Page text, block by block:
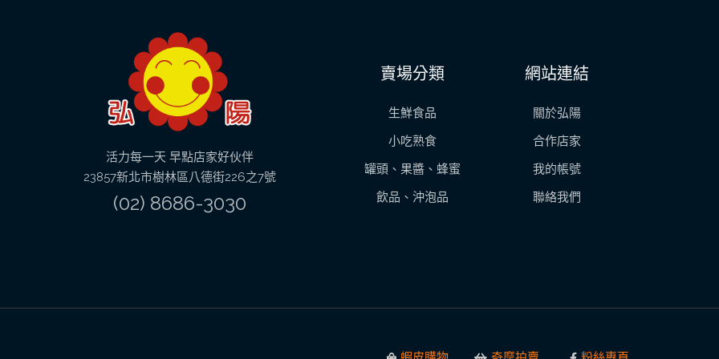
活力每一天 早點店家好伙伴
23857新北市樹林區八德街226之7號
(02) 8686-3030
賣場分類
生鮮食品
小吃熟食
罐頭、果醬、蜂蜜
飲品、沖泡品
網站連結
關於弘陽
合作店家
我的帳號
聯絡我們